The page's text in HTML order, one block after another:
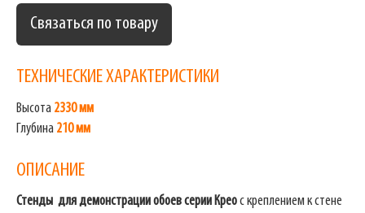
Связаться по товару
ТЕХНИЧЕСКИЕ ХАРАКТЕРИСТИКИ
Высота 2330 мм
Глубина 210 мм
ОПИСАНИЕ
Стенды для демонстрации обоев серии Креос креплением к стене